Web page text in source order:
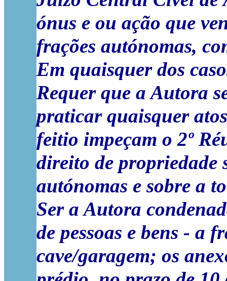
ónus e ou ação que
frações autónomas,
Em quaisquer dos
Requer que a Autora
praticar quaisquer
feitio impeçam o 2º
direito de propriedade
autónomas e sobre a
Ser a Autora
de pessoas e bens - a
cave/garagem; os